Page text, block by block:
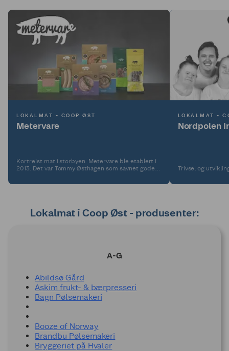
LOKALMAT - COOP ØST
Metervare
Kortreist mat i storbyen. Metervare ble etablert i
2013. Det var Tommy Østhagen som savnet gode
egne hender. Pølseproduktene er komponert
LOKALMAT -
Nordpolen
Trivsel og
Lokalmat i Coop Øst - produsenter:
A-G
Abildsø Gård
Askim frukt- & bærpresseri
Bagn Pølsemakeri
Booze of Norway
Brandbu Pølsemakeri
Bryggeriet på Hvaler